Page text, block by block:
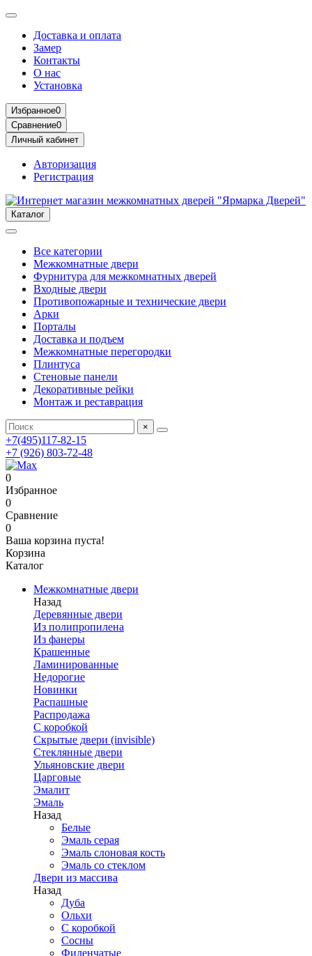
Доставка и оплата
Замер
Контакты
О нас
Установка
Избранное0
Сравнение0
Личный кабинет
Авторизация
Регистрация
Каталог
Все категории
Межкомнатные двери
Фурнитура для межкомнатных дверей
Входные двери
Противопожарные и технические двери
Арки
Порталы
Доставка и подъем
Межкомнатные перегородки
Плинтуса
Стеновые панели
Декоративные рейки
Монтаж и реставрация
×
+7(495)117-82-15
+7 (926) 803-72-48
0
Избранное
0
Сравнение
0
Ваша корзина пуста!
Корзина
Каталог
Межкомнатные двери
Назад
Деревянные двери
Из полипропилена
Из фанеры
Крашенные
Ламинированные
Недорогие
Новинки
Распашные
Распродажа
С коробкой
Скрытые двери (invisible)
Стеклянные двери
Ульяновские двери
Царговые
Эмалит
Эмаль
Назад
Белые
Эмаль серая
Эмаль слоновая кость
Эмаль со стеклом
Двери из массива
Назад
Дуба
Ольхи
С коробкой
Сосны
Филенчатые